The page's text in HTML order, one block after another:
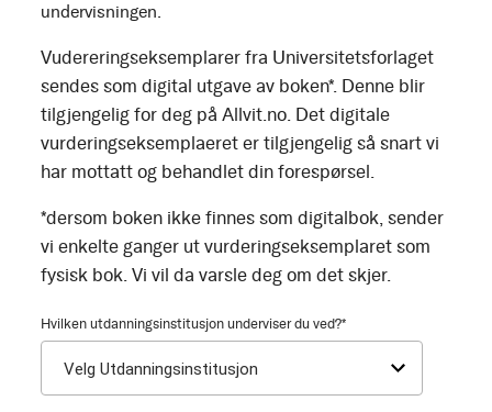
undervisningen.
Vudereringseksemplarer fra Universitetsforlaget
sendes som digital utgave av boken*. Denne blir
tilgjengelig for deg på Allvit.no. Det digitale
vurderingseksemplaeret er tilgjengelig så snart vi
har mottatt og behandlet din forespørsel.
*dersom boken ikke finnes som digitalbok, sender
vi enkelte ganger ut vurderingseksemplaret som
fysisk bok. Vi vil da varsle deg om det skjer.
Hvilken utdanningsinstitusjon underviser du ved?*